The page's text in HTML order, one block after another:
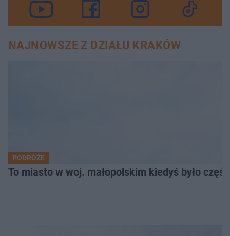
NAJNOWSZE Z DZIAŁU KRAKÓW
PODRÓŻE
To miasto w woj. małopolskim kiedyś było